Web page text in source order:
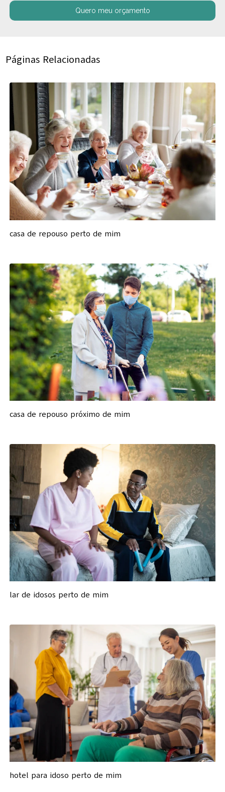
Quero meu orçamento
Páginas Relacionadas
casa de repouso perto de mim
casa de repouso próximo de mim
lar de idosos perto de mim
hotel para idoso perto de mim